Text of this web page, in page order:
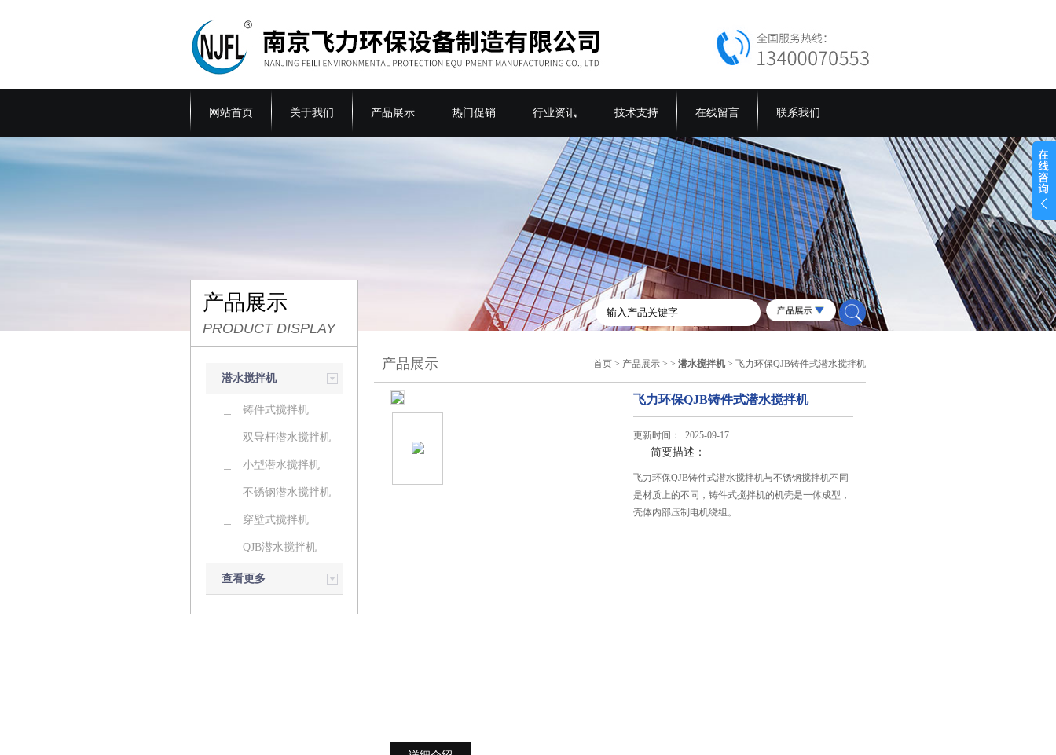
网站首页 关于我们 产品展示 热门促销 行业资讯 技术支持 在线留言 联系我们
产品展示
PRODUCT DISPLAY
潜水搅拌机
铸件式搅拌机
双导杆潜水搅拌机
小型潜水搅拌机
不锈钢潜水搅拌机
穿壁式搅拌机
QJB潜水搅拌机
查看更多
产品展示 首页 > 产品展示 > >潜水搅拌机 > 飞力环保QJB铸件式潜水搅拌机
飞力环保QJB铸件式潜水搅拌机
更新时间： 2025-09-17
简要描述：
飞力环保QJB铸件式潜水搅拌机与不锈钢搅拌机不同
是材质上的不同，铸件式搅拌机的机壳是一体成型，
壳体内部压制电机绕组。